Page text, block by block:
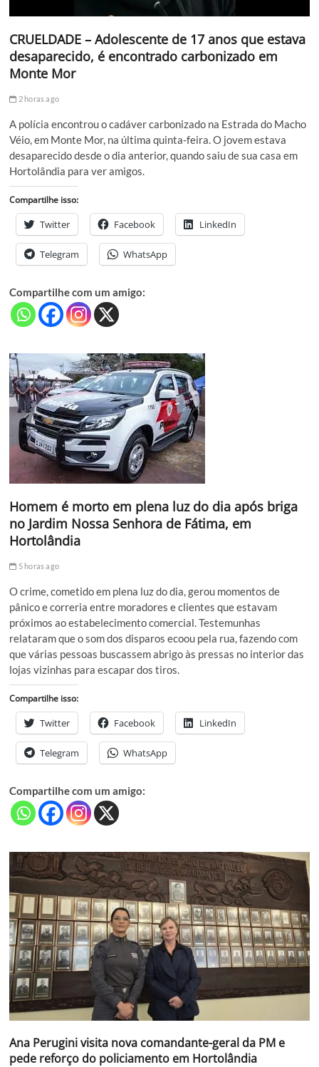
CRUELDADE – Adolescente de 17 anos que estava
desaparecido, é encontrado carbonizado em
Monte Mor
2 horas ago
A polícia encontrou o cadáver carbonizado na Estrada do Macho
Véio, em Monte Mor, na última quinta-feira. O jovem estava
desaparecido desde o dia anterior, quando saiu de sua casa em
Hortolândia para ver amigos.
Compartilhe isso:
Twitter Facebook LinkedIn
Telegram WhatsApp
Compartilhe com um amigo:
Homem é morto em plena luz do dia após briga
no Jardim Nossa Senhora de Fátima, em
Hortolândia
5 horas ago
O crime, cometido em plena luz do dia, gerou momentos de
pânico e correria entre moradores e clientes que estavam
próximos ao estabelecimento comercial. Testemunhas
relataram que o som dos disparos ecoou pela rua, fazendo com
que várias pessoas buscassem abrigo às pressas no interior das
lojas vizinhas para escapar dos tiros.
Compartilhe isso:
Twitter Facebook LinkedIn
Telegram WhatsApp
Compartilhe com um amigo:
Ana Perugini visita nova comandante-geral da PM e
pede reforço do policiamento em Hortolândia